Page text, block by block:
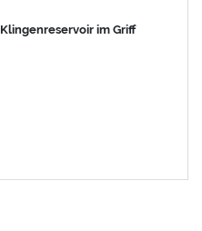
Klingenreservoir im Griff